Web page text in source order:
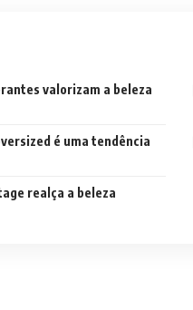
valorizam a beleza
é uma tendência
realça a beleza